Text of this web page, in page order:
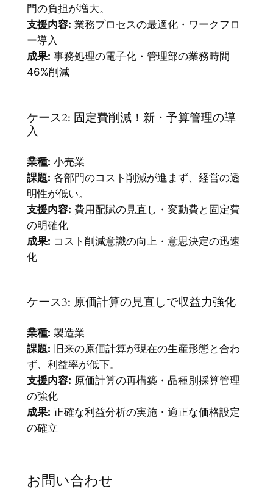
門の負担が増大。
支援内容: 業務プロセスの最適化・ワークフロ
ー導入
成果: 事務処理の電子化・管理部の業務時間
46%削減
ケース2: 固定費削減！新・予算管理の導
入
業種: 小売業
課題: 各部門のコスト削減が進まず、経営の透
明性が低い。
支援内容: 費用配賦の見直し・変動費と固定費
の明確化
成果: コスト削減意識の向上・意思決定の迅速
化
ケース3: 原価計算の見直しで収益力強化
業種: 製造業
課題: 旧来の原価計算が現在の生産形態と合わ
ず、利益率が低下。
支援内容: 原価計算の再構築・品種別採算管理
の強化
成果: 正確な利益分析の実施・適正な価格設定
の確立
お問い合わせ